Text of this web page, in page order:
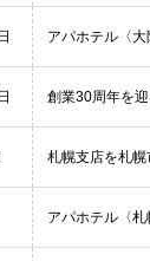
アパホテル〈大
創業30周年を迎
札幌支店を札幌
アパホテル〈札